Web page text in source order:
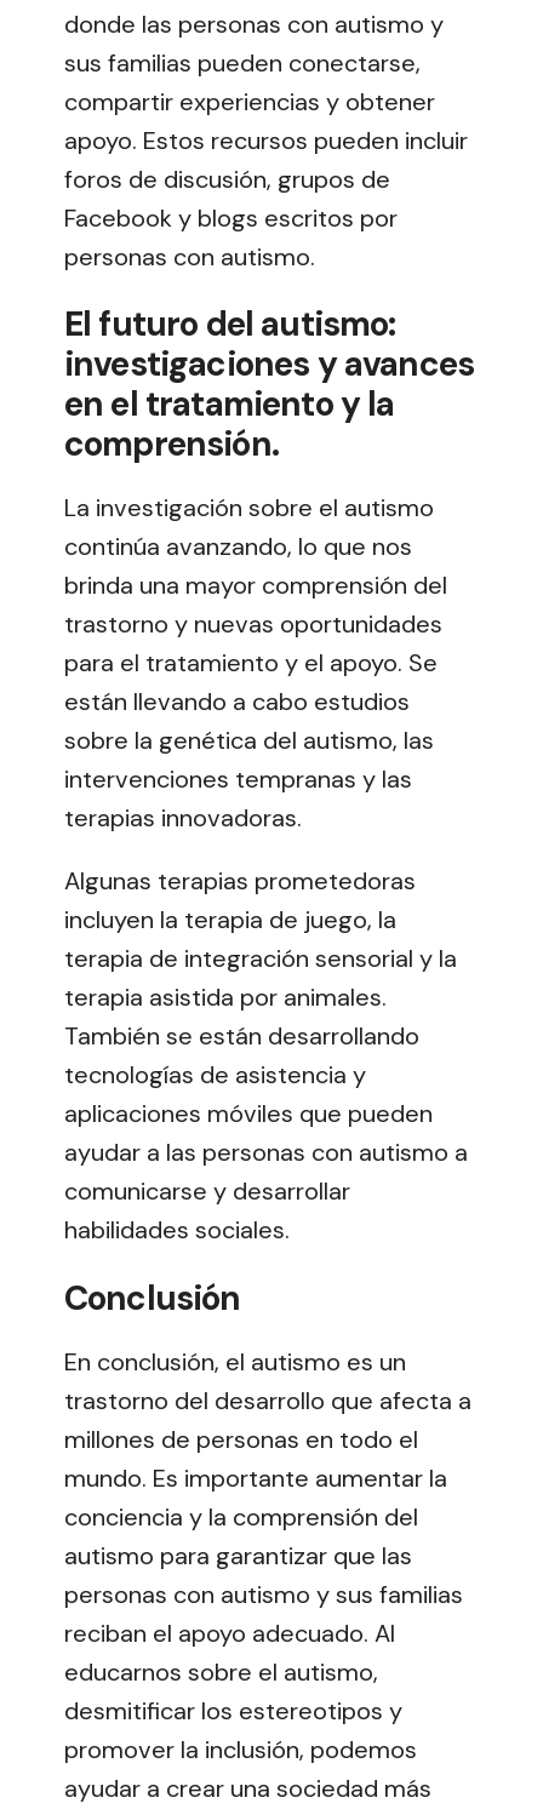
donde las personas con autismo y
sus familias pueden conectarse,
compartir experiencias y obtener
apoyo. Estos recursos pueden incluir
foros de discusión, grupos de
Facebook y blogs escritos por
personas con autismo.
El futuro del autismo:
investigaciones y avances
en el tratamiento y la
comprensión.
La investigación sobre el autismo
continúa avanzando, lo que nos
brinda una mayor comprensión del
trastorno y nuevas oportunidades
para el tratamiento y el apoyo. Se
están llevando a cabo estudios
sobre la genética del autismo, las
intervenciones tempranas y las
terapias innovadoras.
Algunas terapias prometedoras
incluyen la terapia de juego, la
terapia de integración sensorial y la
terapia asistida por animales.
También se están desarrollando
tecnologías de asistencia y
aplicaciones móviles que pueden
ayudar a las personas con autismo a
comunicarse y desarrollar
habilidades sociales.
Conclusión
En conclusión, el autismo es un
trastorno del desarrollo que afecta a
millones de personas en todo el
mundo. Es importante aumentar la
conciencia y la comprensión del
autismo para garantizar que las
personas con autismo y sus familias
reciban el apoyo adecuado. Al
educarnos sobre el autismo,
desmitificar los estereotipos y
promover la inclusión, podemos
ayudar a crear una sociedad más